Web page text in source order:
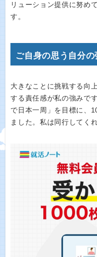
リューション提供に努め
す。
ご自身の思う自分の
大きなことに挑戦する向
する責任感が私の強みで
で日本一周」を目標に、
ました。私は同行してく